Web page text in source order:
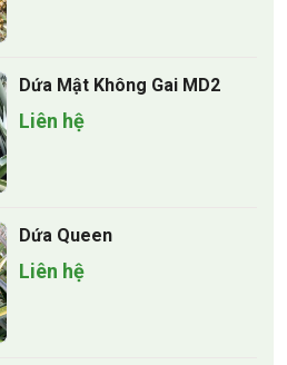
Dứa Mật Không Gai MD2
Liên hệ
Dứa Queen
Liên hệ